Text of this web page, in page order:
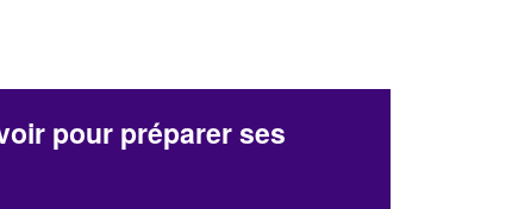
pour préparer ses
En savoir plus